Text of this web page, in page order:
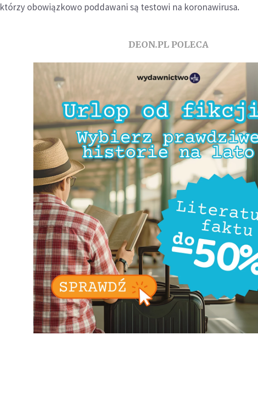
którzy obowiązkowo poddawani są testowi na koronawirusa.
DEON.PL POLECA